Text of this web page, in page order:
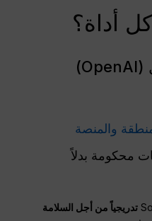
أداة؟
والمنصة
محكومة بدلاً
تدريجياً من أجل السلامة